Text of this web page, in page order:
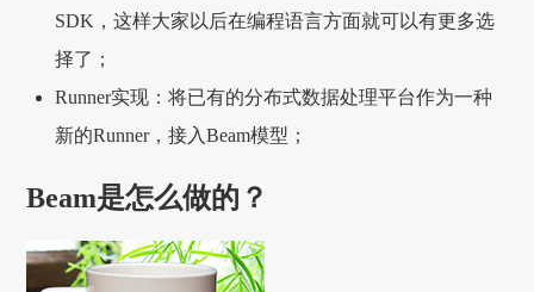
SDK，这样大家以后在编程语言方面就可以有更多选
择了；
Runner实现：将已有的分布式数据处理平台作为一种
新的Runner，接入Beam模型；
Beam是怎么做的？